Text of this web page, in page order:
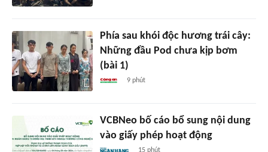
Phía sau khói độc hương trái cây:
Những đầu Pod chưa kịp bơm
(bài 1)
9 phút
VCBNeo bố cáo bổ sung nội dung
vào giấy phép hoạt động
15 phút